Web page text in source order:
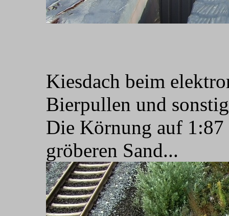
Kiesdach beim
Bierpullen und
Die Körnung auf 1:87
gröberen Sand...